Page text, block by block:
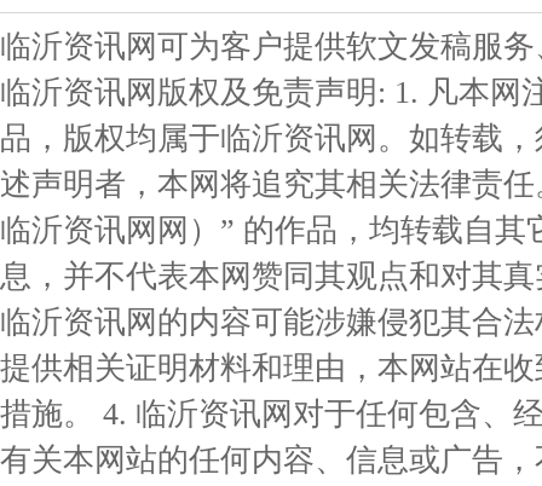
临沂资讯网可为客户提供软文发稿服
临沂资讯网版权及免责声明: 1. 凡本网
品，版权均属于临沂资讯网。如转载
述声明者，本网将追究其相关法律责
临沂资讯网网）” 的作品，均转载自
息，并不代表本网赞同其观点和对其
临沂资讯网的内容可能涉嫌侵犯其合
提供相关证明材料和理由，本网站在
措施。 4. 临沂资讯网对于任何包含、
有关本网站的任何内容、信息或广告